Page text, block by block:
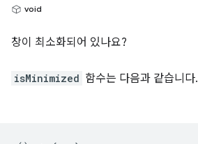
void
창이 최소화되어 있나요?
isMinimized 함수는 다음과 같습니다.